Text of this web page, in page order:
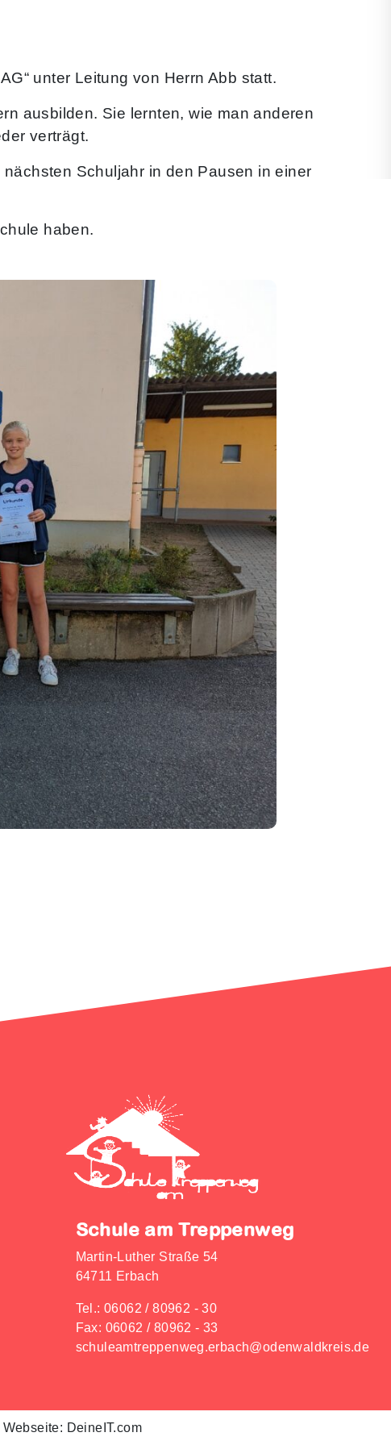
unter Leitung von Herrn Abb statt.
ausbilden. Sie lernten, wie man anderen
verträgt.
Schuljahr in den Pausen in einer
haben.
Schule am Treppenweg
Martin-Luther Straße 54
64711 Erbach
Tel.: 06062 / 80962 - 30
Fax: 06062 / 80962 - 33
schuleamtreppenweg.erbach@odenwaldkreis.de
DeineIT.com